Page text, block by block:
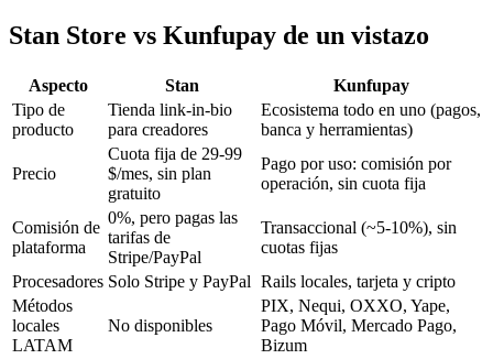
Stan Store vs Kunfupay de un vistazo
Aspecto Stan
Kunfupay
Tipo de
producto
Tienda link-in-bio
para creadores
Ecosistema todo en uno (pagos,
banca y herramientas)
Precio
Cuota fija de 29-99
$/mes, sin plan
gratuito
Pago por uso: comisión por
operación, sin cuota fija
Comisión de
plataforma
0%, pero pagas las
tarifas de
Stripe/PayPal
Transaccional (~5-10%), sin
cuotas fijas
Procesadores Solo Stripe y PayPal Rails locales, tarjeta y cripto
Métodos
locales
LATAM
No disponibles
PIX, Nequi, OXXO, Yape,
Pago Móvil, Mercado Pago,
Bizum